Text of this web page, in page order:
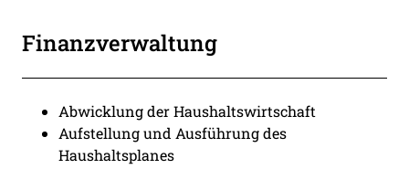
Finanzverwaltung
Beschreibung
Abwicklung der Haushaltswirtschaft
Aufstellung und Ausführung des
Haushaltsplanes